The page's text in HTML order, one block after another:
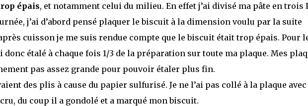
épais, et notamment celui du milieu. En effet j’ai divisé ma pâte en trois
j’ai d’abord pensé plaquer le biscuit à la dimension voulu par la suite
cuisson je me suis rendue compte que le biscuit était trop épais. Pour
donc étalé à chaque fois 1/3 de la préparation sur toute ma plaque. Mes
pas assez grande pour pouvoir étaler plus fin.
des plis à cause du papier sulfurisé. Je ne l’ai pas collé à la plaque avec
du coup il a gondolé et a marqué mon biscuit.